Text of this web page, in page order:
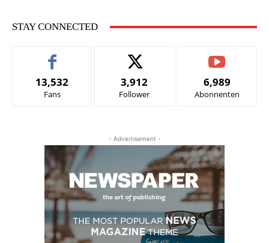
STAY CONNECTED
13,532
Fans
3,912
Follower
6,989
Abonnenten
- Advertisement -